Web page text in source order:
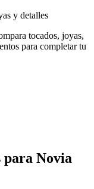
y detalles
tocados, joyas,
para completar tu
para Novia